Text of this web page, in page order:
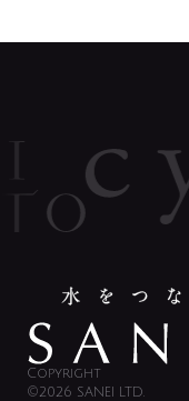
Copyright
©2026 SANEI LTD.